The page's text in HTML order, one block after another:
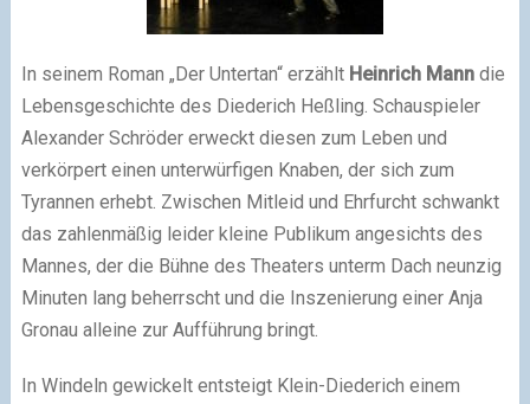
In seinem Roman „Der Untertan“ erzählt Heinrich Manndie
Lebensgeschichte des Diederich Heßling. Schauspieler
Alexander Schröder erweckt diesen zum Leben und
verkörpert einen unterwürfigen Knaben, der sich zum
Tyrannen erhebt. Zwischen Mitleid und Ehrfurcht schwankt
das zahlenmäßig leider kleine Publikum angesichts des
Mannes, der die Bühne des Theaters unterm Dach neunzig
Minuten lang beherrscht und die Inszenierung einer Anja
Gronau alleine zur Aufführung bringt.
In Windeln gewickelt entsteigt Klein-Diederich einem